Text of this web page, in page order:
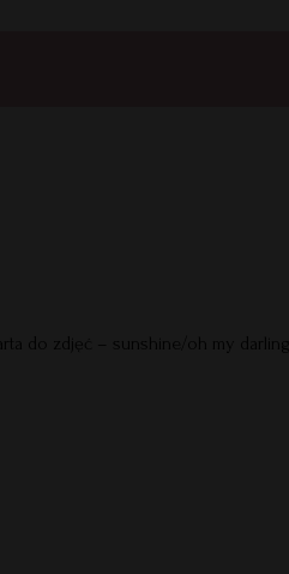
do zdjęć – sunshine/oh my darling